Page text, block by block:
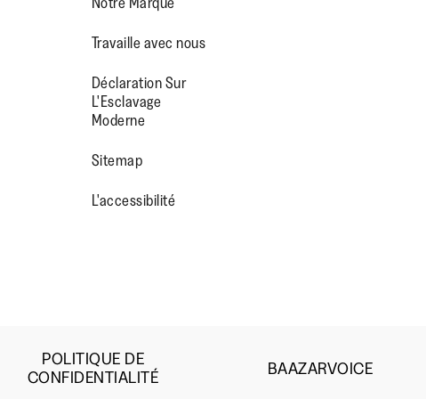
FITFLOPFOOTWEAR
Travaille avec nous
Déclaration Sur
L'Esclavage
Moderne
Sitemap
L'accessibilité
POLITIQUE DE
CONFIDENTIALITÉ
BAAZARVOICE